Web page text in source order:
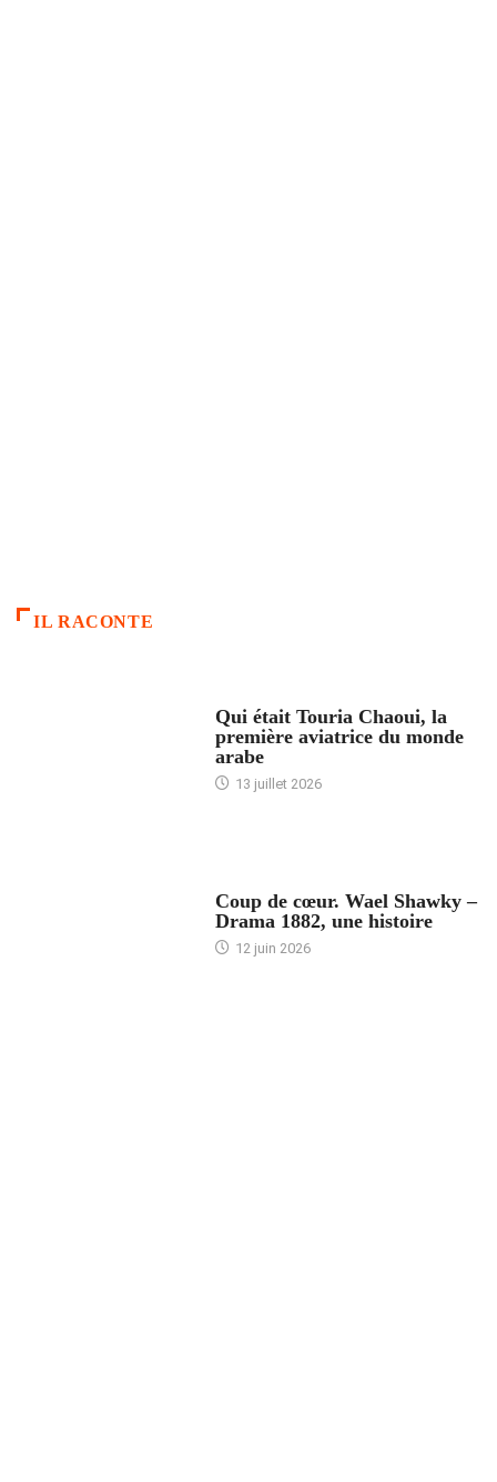
IL RACONTE
Qui était Touria Chaoui, la
première aviatrice du monde
arabe
13 juillet 2026
Coup de cœur. Wael Shawky –
Drama 1882, une histoire
12 juin 2026